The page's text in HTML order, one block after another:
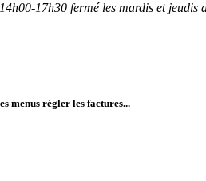
17h30 fermé les mardis et jeudis
menus régler les factures...